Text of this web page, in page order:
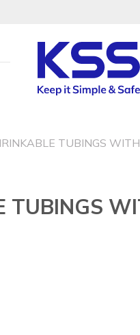
TUBINGS
TUBINGS